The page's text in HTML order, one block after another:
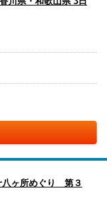
八ヶ所めぐり 第３